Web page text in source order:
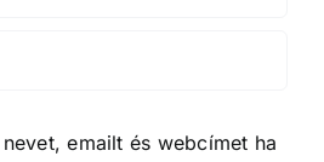
emailt és webcímet ha